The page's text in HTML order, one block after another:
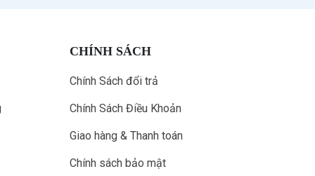
CHÍNH SÁCH
Chính Sách đổi trả
Chính Sách Điều Khoản
Giao hàng & Thanh toán
Chính sách bảo mật